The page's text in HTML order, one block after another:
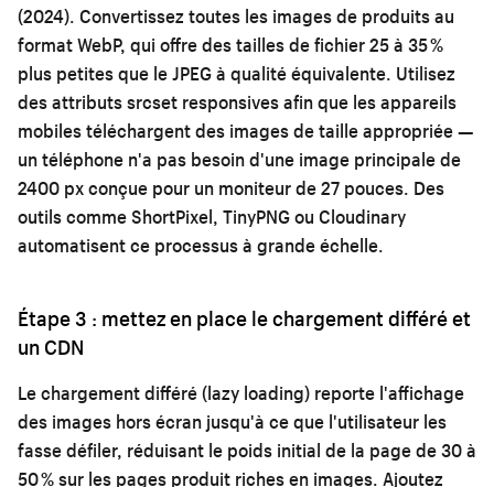
(2024). Convertissez toutes les images de produits au
format WebP, qui offre des tailles de fichier 25 à 35 %
plus petites que le JPEG à qualité équivalente. Utilisez
des attributs srcset responsives afin que les appareils
mobiles téléchargent des images de taille appropriée —
un téléphone n'a pas besoin d'une image principale de
2400 px conçue pour un moniteur de 27 pouces. Des
outils comme ShortPixel, TinyPNG ou Cloudinary
automatisent ce processus à grande échelle.
Étape 3 : mettez en place le chargement différé et
un CDN
Le chargement différé (lazy loading) reporte l'affichage
des images hors écran jusqu'à ce que l'utilisateur les
fasse défiler, réduisant le poids initial de la page de 30 à
50 % sur les pages produit riches en images. Ajoutez